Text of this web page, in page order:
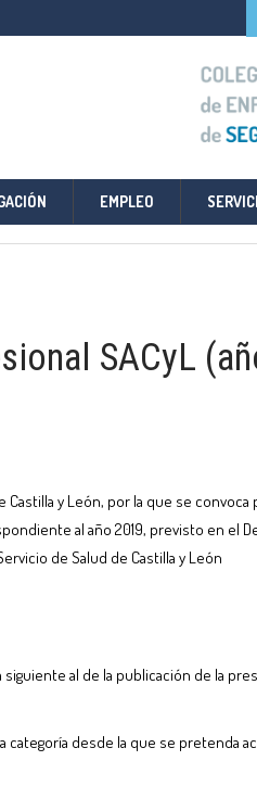
EMPLEO
SACyL
y León, por la que se
al año 2019, previsto en el
de Salud de Castilla y León
al de la publicación de la
desde la que se pretenda